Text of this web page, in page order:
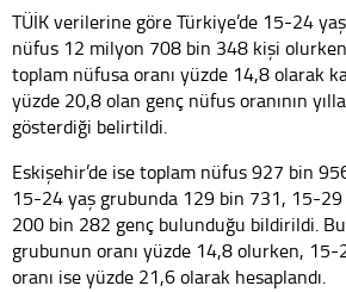
TÜİK verilerine göre Türkiye’de 15-24
nüfus 12 milyon 708 bin 348 kişi
toplam nüfusa oranı yüzde 14,8 olarak
yüzde 20,8 olan genç nüfus oranının
gösterdiği belirtildi.
Eskişehir’de ise toplam nüfus 927 bin
15-24 yaş grubunda 129 bin 731, 15-29
200 bin 282 genç bulunduğu bildirildi.
grubunun oranı yüzde 14,8 olurken,
oranı ise yüzde 21,6 olarak hesaplandı.